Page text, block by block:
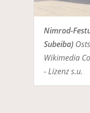
Nimrod-
Subeiba)
Wikimedia
- Lizenz s.u.